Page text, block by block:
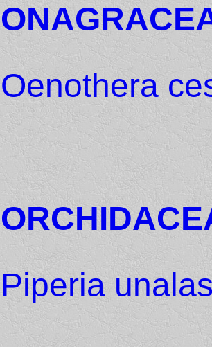
Oenothera
Piperia